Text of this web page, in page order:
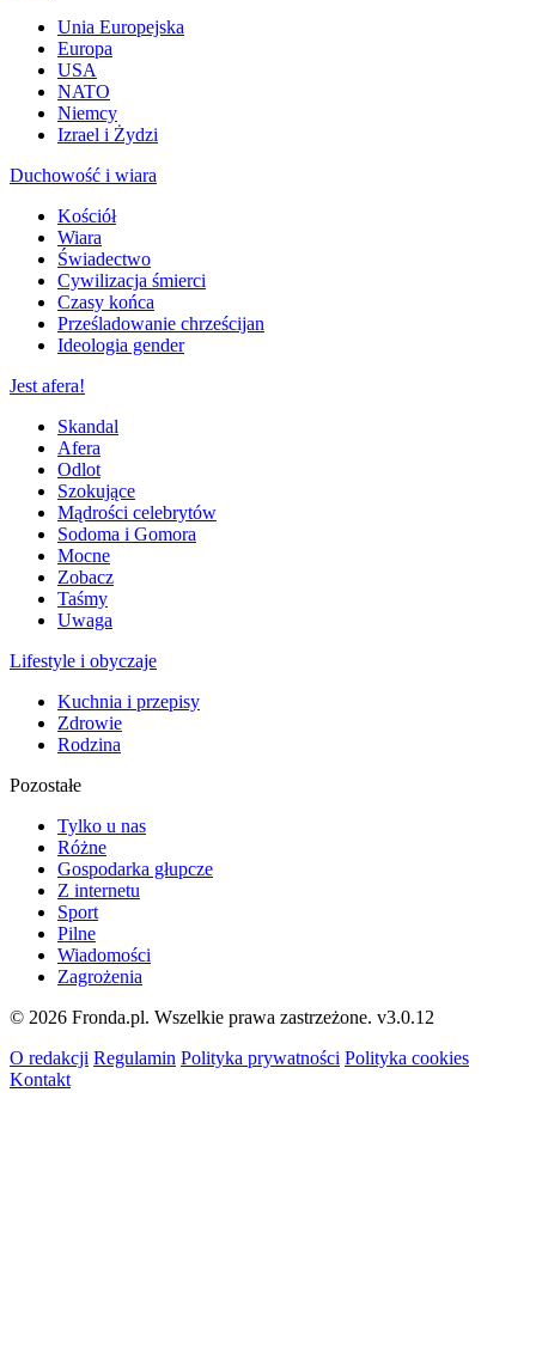
Unia Europejska
Europa
USA
NATO
Niemcy
Izrael i Żydzi
Duchowość i wiara
Kościół
Wiara
Świadectwo
Cywilizacja śmierci
Czasy końca
Prześladowanie chrześcijan
Ideologia gender
Jest afera!
Skandal
Afera
Odlot
Szokujące
Mądrości celebrytów
Sodoma i Gomora
Mocne
Zobacz
Taśmy
Uwaga
Lifestyle i obyczaje
Kuchnia i przepisy
Zdrowie
Rodzina
Pozostałe
Tylko u nas
Różne
Gospodarka głupcze
Z internetu
Sport
Pilne
Wiadomości
Zagrożenia
© 2026 Fronda.pl. Wszelkie prawa zastrzeżone. v3.0.12
O redakcji Regulamin Polityka prywatności Polityka cookies
Kontakt